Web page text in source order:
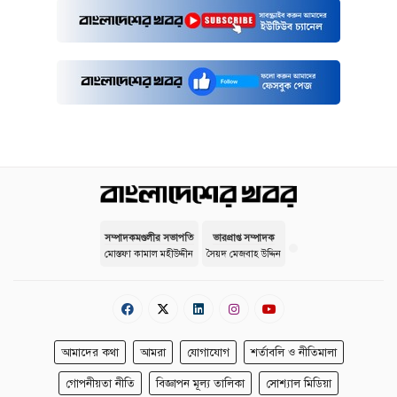
সম্পাদকমণ্ডলীর সভাপতি
মোস্তফা কামাল মহীউদ্দীন
ভারপ্রাপ্ত সম্পাদক
সৈয়দ মেজবাহ উদ্দিন
আমাদের কথা আমরা যোগাযোগ শর্তাবলি ও নীতিমালা
গোপনীয়তা নীতি বিজ্ঞাপন মূল্য তালিকা সোশ্যাল মিডিয়া